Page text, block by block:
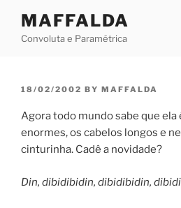
content
MAFFALDA
Convoluta e Paramétrica
POSTED
18/02/2002 BY MAFFALDA
Agora todo mundo sabe que ela
enormes, os cabelos longos e
cinturinha. Cadê a novidade?
Din, dibidibidin, dibidibidin,